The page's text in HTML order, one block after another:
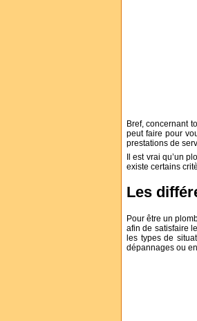
Bref, concernant
peut faire pour
prestations de
Il est vrai qu’un
existe certains
Les
Pour être un
afin de satisfaire
les types de
dépannages ou